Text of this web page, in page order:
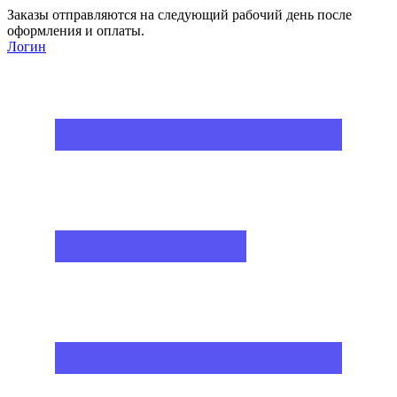
Заказы отправляются на следующий рабочий день после
оформления и оплаты.
Логин